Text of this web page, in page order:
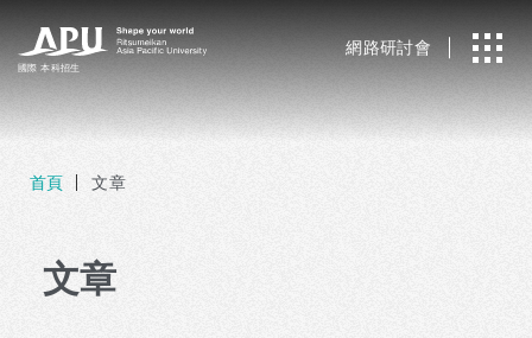
國際 本科招生
網路研討會
首頁 文章
文章